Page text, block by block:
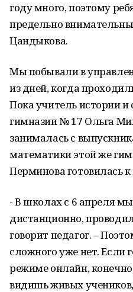
году много, поэтому
предельно
Цандыкова.
Мы побывали в
из дней, когда
Пока учитель истории и
гимназии № 17 Ольга
занималась с
математики этой же
Перминова готовилась
- В школах с 6 апреля
дистанционно,
говорит педагог. –
сложного уже нет. Если
режиме онлайн,
видишь живых